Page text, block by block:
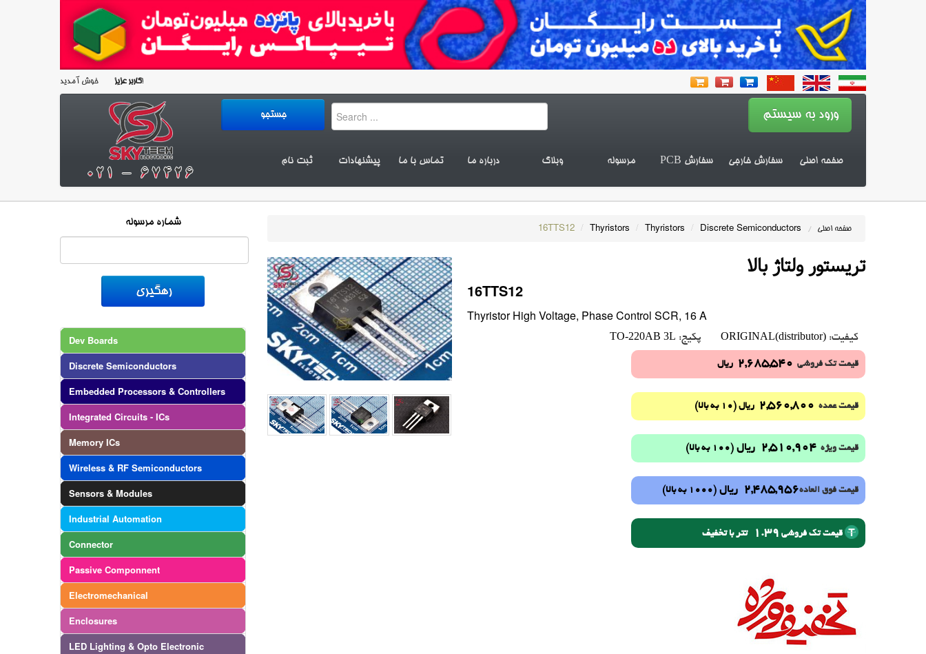
کاربر عزیزخوش آمدید!
صفحه اصلی سفارش خارجی سفارش PCB مرسوله وبلاگ درباره ما تماس با ما پیشنهادات ثبت نام
شماره مرسوله
Dev Boards
Discrete Semiconductors
Embedded Processors & Controllers
Integrated Circuits - ICs
Memory ICs
Wireless & RF Semiconductors
Sensors & Modules
Industrial Automation
Connector
Passive Componnent
Electromechanical
Enclosures
LED Lighting & Opto Electronic
صفحه اصلی /
Discrete Semiconductors
/
Thyristors
/
Thyristors
/
16TTS12
تریستور ولتاژ بالا
16TTS12
Thyristor High Voltage, Phase Control SCR, 16 A
کیفیت: ORIGINAL(distributor) پکیج: TO-220AB 3L
قیمت تک فروشی 2,685,540 ریال
قیمت عمده 2,560,800 ریال (10 به بالا)
قیمت ویژه 2,510,904 ریال (100 به بالا)
قیمت فوق العاده2,485,956 ریال (1000 به بالا)
قیمت تک فروشی 1.39 تتر با تخفیف